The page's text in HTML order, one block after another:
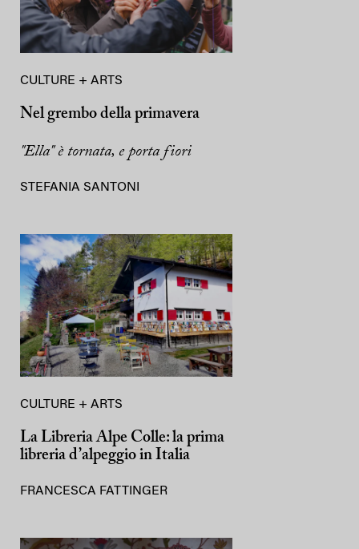
CULTURE + ARTS
Nel grembo della primavera
"Ella" è tornata, e porta fiori
STEFANIA SANTONI
CULTURE + ARTS
La Libreria Alpe Colle: la prima
libreria d’alpeggio in Italia
FRANCESCA FATTINGER